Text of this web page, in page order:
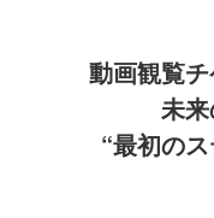
動画観覧
未
“最初の